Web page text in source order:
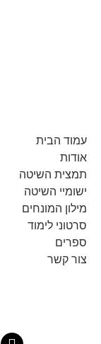
עמוד הבית
אודות
תמצית השיטה
ישומיי השיטה
מילון המונחים
סרטוני לימוד
ספרים
צור קשר